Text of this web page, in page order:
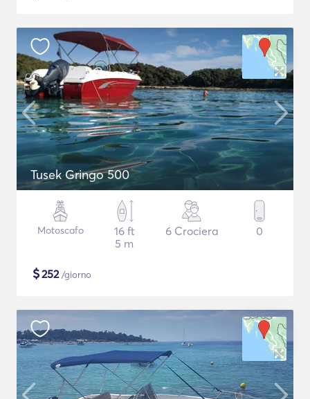
Tusek Gringo 500
Motoscafo
16 ft
5 m
6 Crociera 0
$252/giorno